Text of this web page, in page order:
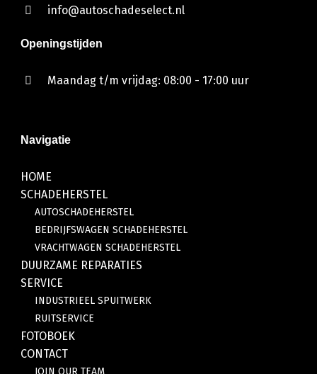
info@autoschadeselect.nl
Openingstijden
Maandag t/m vrijdag: 08:00 - 17:00 uur
Navigatie
HOME
SCHADEHERSTEL
AUTOSCHADEHERSTEL
BEDRIJFSWAGEN SCHADEHERSTEL
VRACHTWAGEN SCHADEHERSTEL
DUURZAME REPARATIES
SERVICE
INDUSTRIEEL SPUITWERK
RUITSERVICE
FOTOBOEK
CONTACT
JOIN OUR TEAM